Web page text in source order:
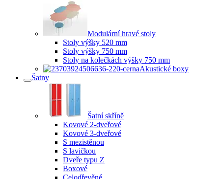
Modulární hravé stoly
Stoly výšky 520 mm
Stoly výšky 750 mm
Stoly na kolečkách výšky 750 mm
Akustické boxy
Šatny
Šatní skříně
Kovové 2-dveřové
Kovové 3-dveřové
S mezistěnou
S lavičkou
Dveře typu Z
Boxové
Celodřevěné